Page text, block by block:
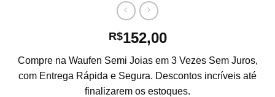
R$152,00
Compre na Waufen Semi Joias em 3 Vezes Sem Juros,
com Entrega Rápida e Segura. Descontos incríveis até
finalizarem os estoques.